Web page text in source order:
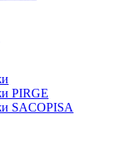
PIRGE
SACOPISA